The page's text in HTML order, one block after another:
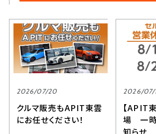
2026/07/20
クルマ販売もAPIT東雲
にお任せください！
2026/07/
【APIT
場 一時
知らせ